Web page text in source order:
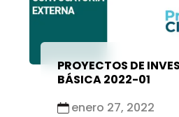
PROYECTOS DE
BÁSICA 2022-01
enero 27, 2022